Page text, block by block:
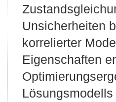
Unsicherheiten
korrelierter
Eigenschaften